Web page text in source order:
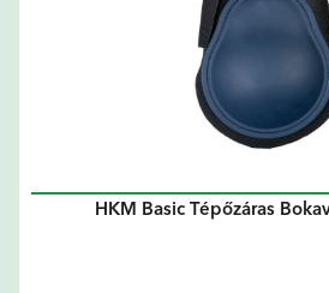
HKM Basic Tépőzáras